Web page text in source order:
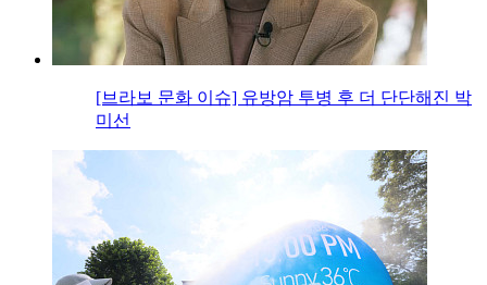
[브라보 문화 이슈] 유방암 투병 후 더 단단해진 박
미선